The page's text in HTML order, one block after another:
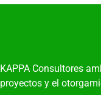
KAPPA Consultores
proyectos y el